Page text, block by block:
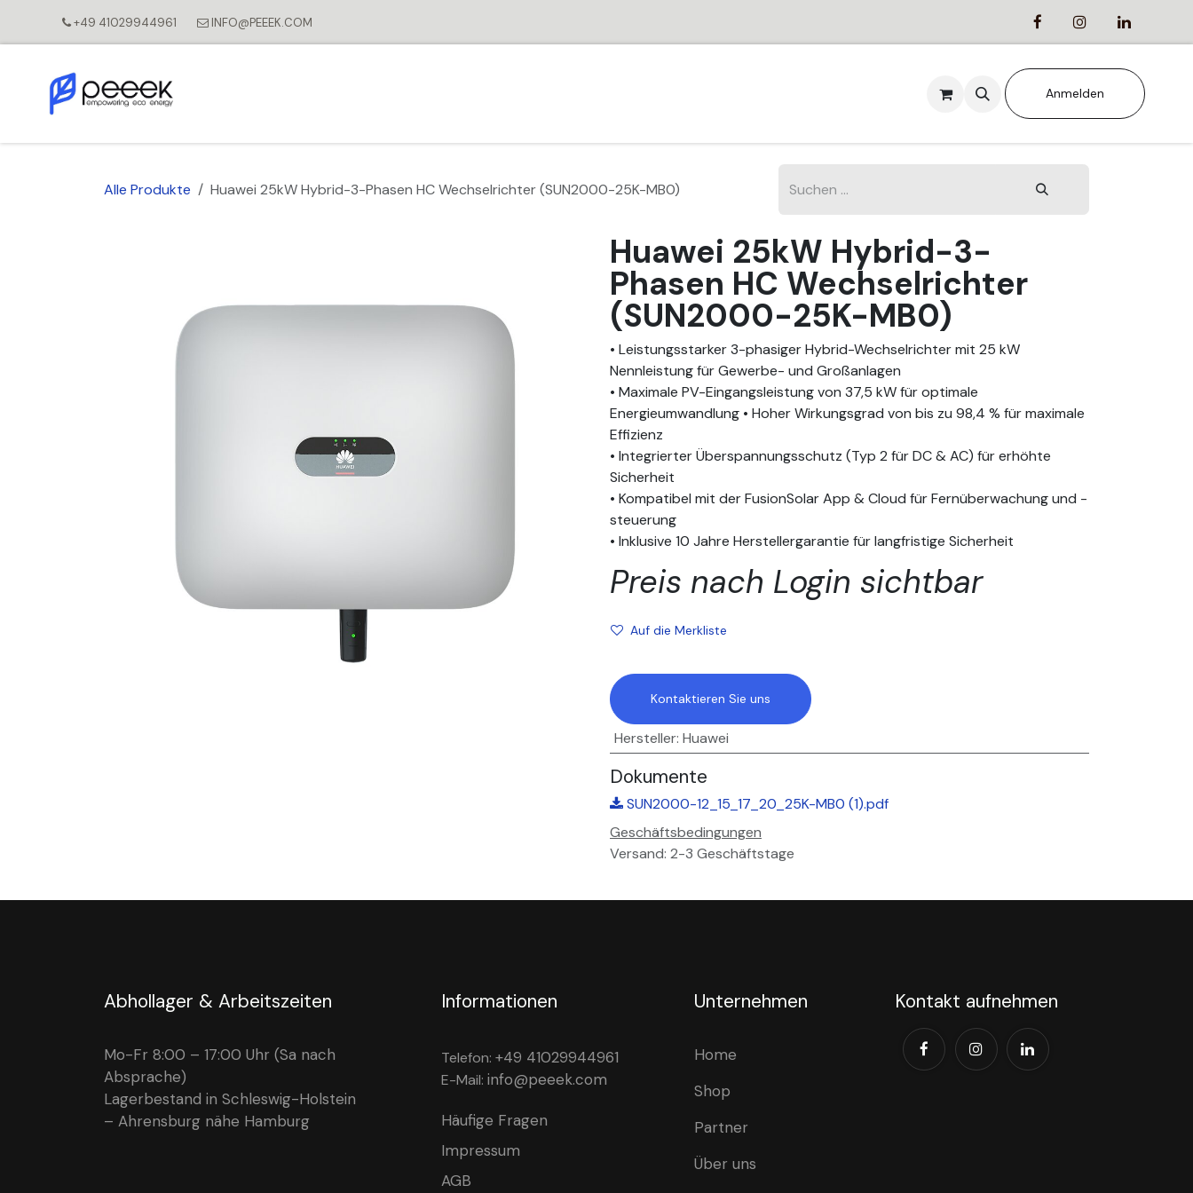
+49 41029944961 INFO@PEEEK.COM
Anmelden
Alle Produkte Huawei 25kW Hybrid-3-Phasen HC Wechselrichter (SUN2000-25K-MB0)
Huawei 25kW Hybrid-3-
Phasen HC Wechselrichter
(SUN2000-25K-MB0)
• Leistungsstarker 3-phasiger Hybrid-Wechselrichter mit 25 kW
Nennleistung für Gewerbe- und Großanlagen
• Maximale PV-Eingangsleistung von 37,5 kW für optimale
Energieumwandlung • Hoher Wirkungsgrad von bis zu 98,4 % für maximale
Effizienz
• Integrierter Überspannungsschutz (Typ 2 für DC & AC) für erhöhte
Sicherheit
• Kompatibel mit der FusionSolar App & Cloud für Fernüberwachung und -
steuerung
• Inklusive 10 Jahre Herstellergarantie für langfristige Sicherheit
Preis nach Login sichtbar
Auf die Merkliste
Kontaktieren Sie uns
Hersteller: Huawei
Dokumente
SUN2000-12_15_17_20_25K-MB0 (1).pdf
Geschäftsbedingungen
Versand: 2-3 Geschäftstage
Abhollager & Arbeitszeiten
Mo-Fr 8:00 – 17:00 Uhr (Sa nach
Absprache)
Lagerbestand in Schleswig-Holstein
– Ahrensburg nähe Hamburg
Informationen
Telefon: +49 41029944961
E-Mail: info@peeek.com
Häufige Fragen
Impressum
AGB
Unternehmen
Home
Shop
Partner
Über uns
Kontakt aufnehmen